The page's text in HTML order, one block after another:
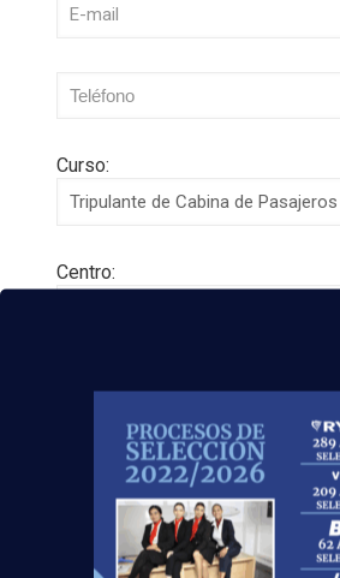
Curso:
Centro:
Acepto laPolítica de
EUROCOLLEGE OXFORD
le informa que tratará los datos
facilite con la finalidad de